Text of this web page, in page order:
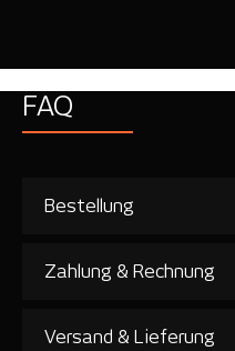
FAQ
Bestellung
Zahlung & Rechnung
Versand & Lieferung